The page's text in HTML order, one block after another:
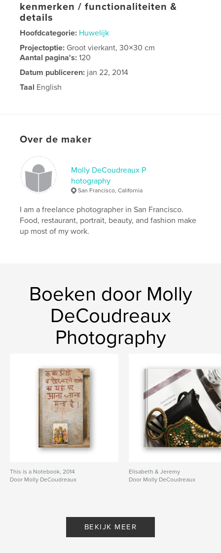
kenmerken / functionaliteiten &
details
Hoofdcategorie: Huwelijk
Projectoptie: Groot vierkant, 30×30 cm
Aantal pagina's:120
Datum publiceren: jan 22, 2014
Taal English
Over de maker
Molly DeCoudreaux P
hotography
San Francisco, California
I am a freelance photographer in San Francisco.
Food, restaurant, portrait, beauty, and fashion make
up most of my work.
Boeken door Molly
DeCoudreaux
Photography
This is a Notebook, 2014
Door Molly DeCoudreaux
Elisabeth & Jeremy
Door Molly DeCoudreaux
BEKIJK MEER